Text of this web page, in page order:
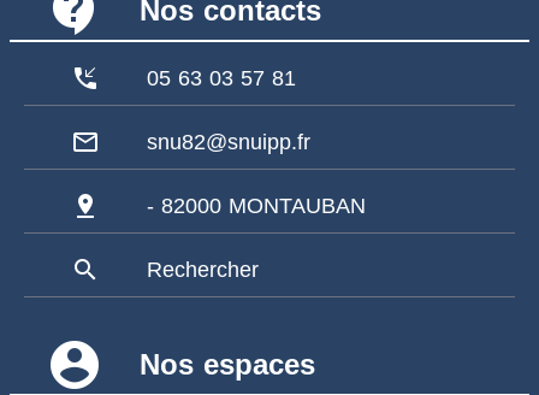
Nos contacts
phone_callback 05 63 03 57 81
mail_outline snu82@snuipp.fr
pin_drop - 82000 MONTAUBAN
search Rechercher
account_circle Nos espaces